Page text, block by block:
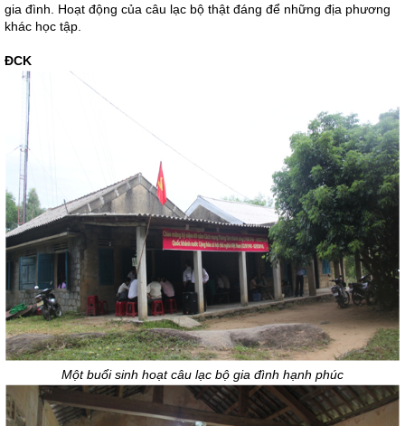
gia đình. Hoạt động của câu lạc bộ thật đáng để những địa phương
khác học tập.
ĐCK
Một buổi sinh hoạt câu lạc bộ gia đình hạnh phúc